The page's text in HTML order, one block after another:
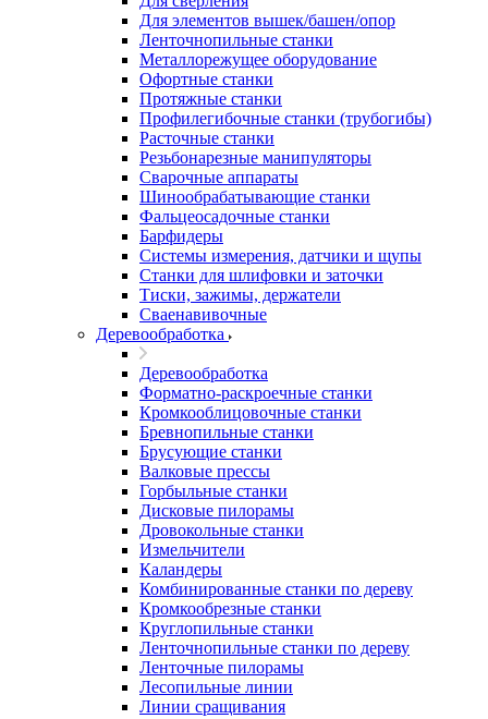
Для элементов вышек/башен/опор
Ленточнопильные станки
Металлорежущее оборудование
Офортные станки
Протяжные станки
Профилегибочные станки (трубогибы)
Расточные станки
Резьбонарезные манипуляторы
Сварочные аппараты
Шинообрабатывающие станки
Фальцеосадочные станки
Барфидеры
Системы измерения, датчики и щупы
Станки для шлифовки и заточки
Тиски, зажимы, держатели
Cваенавивочные
Деревообработка
Деревообработка
Форматно-раскроечные станки
Кромкооблицовочные станки
Бревнопильные станки
Брусующие станки
Валковые прессы
Горбыльные станки
Дисковые пилорамы
Дровокольные станки
Измельчители
Каландеры
Комбинированные станки по дереву
Кромкообрезные станки
Круглопильные станки
Ленточнопильные станки по дереву
Ленточные пилорамы
Лесопильные линии
Линии сращивания